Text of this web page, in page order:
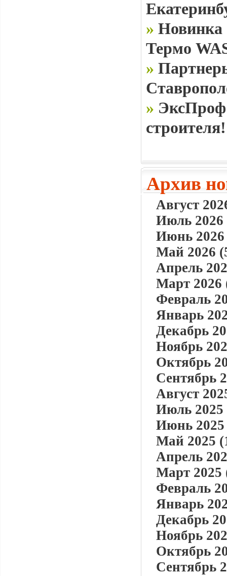
» Новинка
Термо
»
» ЭксПроф
строителя!
Архив
Август
Июль 2026
Июнь 2026
Май 2026
Апрель
Март 2026
Февраль
Январь
Декабрь
Ноябрь
Октябрь
Сентябрь
Август
Июль 2025
Июнь 2025
Май 2025
Апрель
Март 2025
Февраль
Январь
Декабрь
Ноябрь
Октябрь
Сентябрь